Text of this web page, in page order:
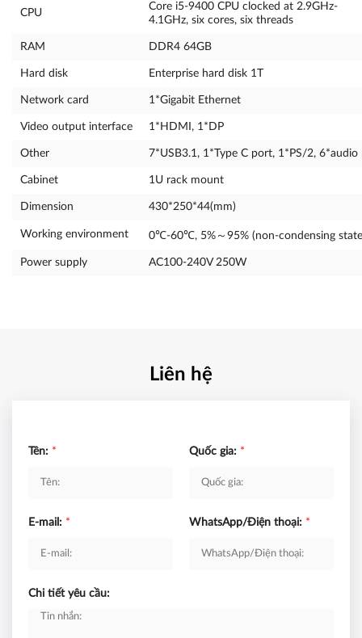
CPU
Core i5-9400 CPU clocked at 2.9GHz-
4.1GHz, six cores, six threads
RAM DDR4 64GB
Hard disk Enterprise hard disk 1T
Network card 1*Gigabit Ethernet
Video output interface 1*HDMI, 1*DP
Other 7*USB3.1, 1*Type C port, 1*PS/2, 6*audio
Cabinet 1U rack mount
Dimension 430*250*44(mm)
Working environment 0℃-60℃, 5%～95% (non-condensing
Power supply AC100-240V 250W
Liên hệ
Tên: * Quốc gia: *
E-mail: * WhatsApp/Điện thoại: *
Chi tiết yêu cầu: